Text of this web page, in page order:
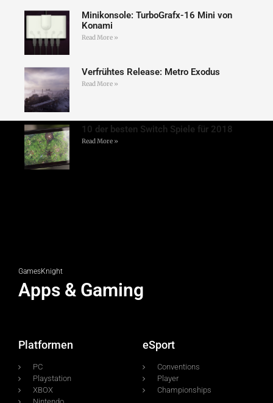
Minikonsole: TurboGrafx-16 Mini von
Konami
Read More »
Verfrühtes Release: Metro Exodus
Read More »
10 der besten Switch Spiele für 2018
Read More »
GamesKnight
Apps & Gaming
Platformen
PC
Playstation
XBOX
eSport
Conventions
Player
Championships